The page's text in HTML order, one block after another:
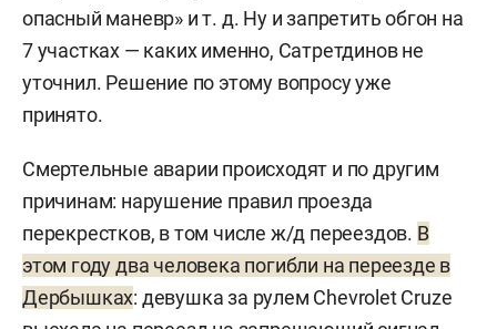
опасный маневр» и т. д. Ну и запретить обгон на
7 участках — каких именно, Сатретдинов не
уточнил. Решение по этому вопросу уже
принято.
Смертельные аварии происходят и по другим
причинам: нарушение правил проезда
перекрестков, в том числе ж/д переездов. В
этом году два человека погибли на переезде в
Дербышках: девушка за рулем Chevrolet Cruze